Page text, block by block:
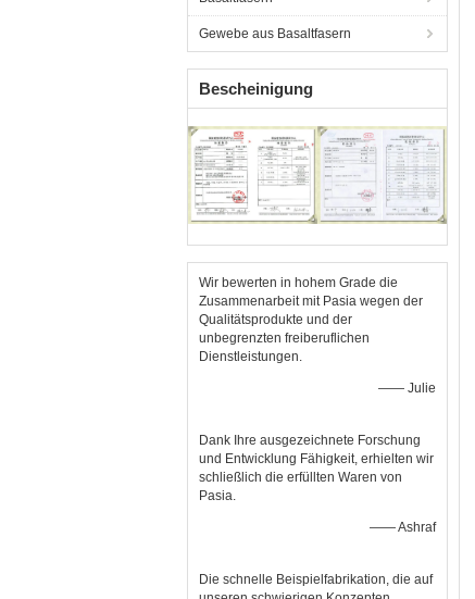
Gewebe aus Basaltfasern
Bescheinigung
Wir bewerten in hohem Grade die
Zusammenarbeit mit Pasia wegen der
Qualitätsprodukte und der
unbegrenzten freiberuflichen
Dienstleistungen.
—— Julie
Dank Ihre ausgezeichnete Forschung
und Entwicklung Fähigkeit, erhielten wir
schließlich die erfüllten Waren von
Pasia.
—— Ashraf
Die schnelle Beispielfabrikation, die auf